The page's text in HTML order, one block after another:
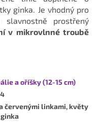
ginka. Je vhodný pro
slavnostně prostřený
v mikrovlnné troubě
a oříšky (12-15 cm)
červenými linkami, květy